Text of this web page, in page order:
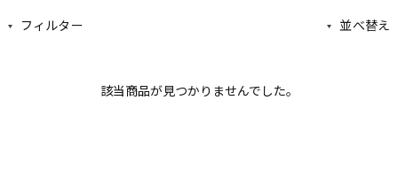
フィルター 並べ替え
該当商品が見つかりませんでした。